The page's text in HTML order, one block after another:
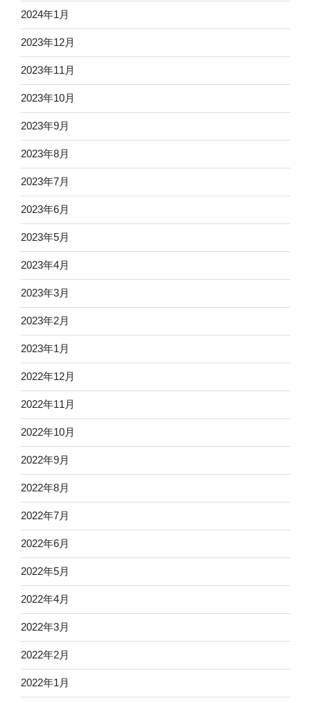
2024年1月
2023年12月
2023年11月
2023年10月
2023年9月
2023年8月
2023年7月
2023年6月
2023年5月
2023年4月
2023年3月
2023年2月
2023年1月
2022年12月
2022年11月
2022年10月
2022年9月
2022年8月
2022年7月
2022年6月
2022年5月
2022年4月
2022年3月
2022年2月
2022年1月